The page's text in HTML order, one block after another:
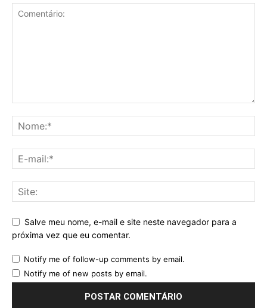
Salve meu nome, e-mail e site neste navegador para a
próxima vez que eu comentar.
Notify me of follow-up comments by email.
Notify me of new posts by email.